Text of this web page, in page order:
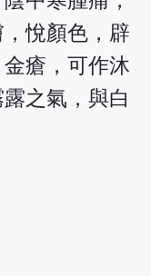
悅顏色，辟
瘡，可作沐
之氣，與白